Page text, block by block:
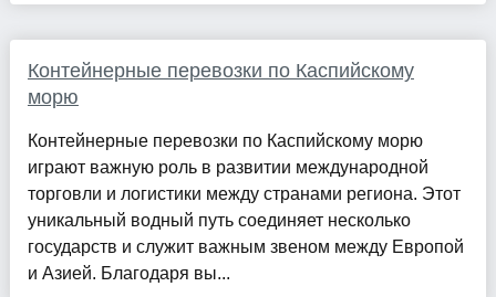
Контейнерные перевозки по Каспийскому
морю
Контейнерные перевозки по Каспийскому морю
играют важную роль в развитии международной
торговли и логистики между странами региона. Этот
уникальный водный путь соединяет несколько
государств и служит важным звеном между Европой
и Азией. Благодаря вы...